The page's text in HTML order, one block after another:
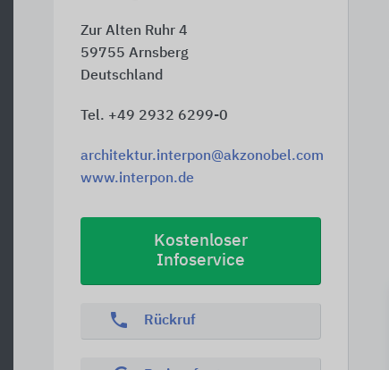
Zur Alten Ruhr 4
59755 Arnsberg
Deutschland
Tel. +49 2932 6299-0
architektur.interpon@akzonobel.com
www.interpon.de
Kostenloser
Infoservice
phone Rückruf